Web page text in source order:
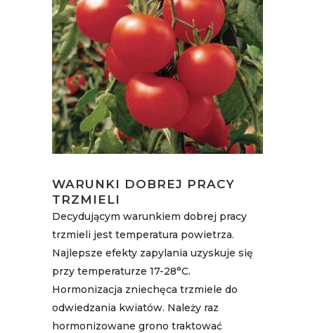
WARUNKI DOBREJ PRACY
TRZMIELI
Decydującym warunkiem dobrej pracy
trzmieli jest temperatura powietrza.
Najlepsze efekty zapylania uzyskuje się
przy temperaturze 17-28°C.
Hormonizacja zniechęca trzmiele do
odwiedzania kwiatów. Należy raz
hormonizowane grono traktować